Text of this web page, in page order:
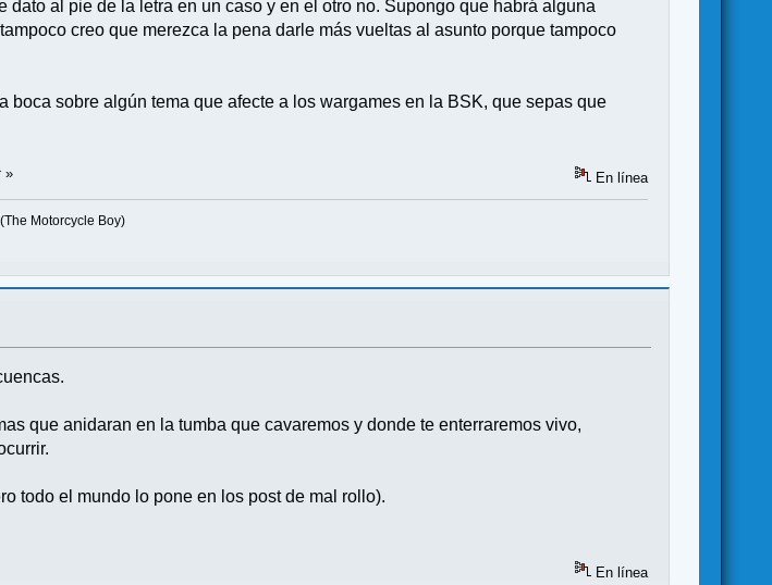
dato al pie de la letra en un caso y en el otro no. Supongo que habrá alguna
creo que merezca la pena darle más vueltas al asunto porque tampoco
boca sobre algún tema que afecte a los wargames en la BSK, que sepas que
» En línea
Motorcycle Boy)
que anidaran en la tumba que cavaremos y donde te enterraremos vivo,
todo el mundo lo pone en los post de mal rollo).
En línea